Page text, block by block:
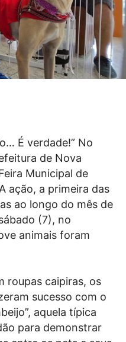
É verdade!” No
de Nova
Municipal de
ação, a primeira das
ao longo do mês de
(7), no
animais foram
roupas caipiras, os
sucesso com o
aquela típica
para demonstrar